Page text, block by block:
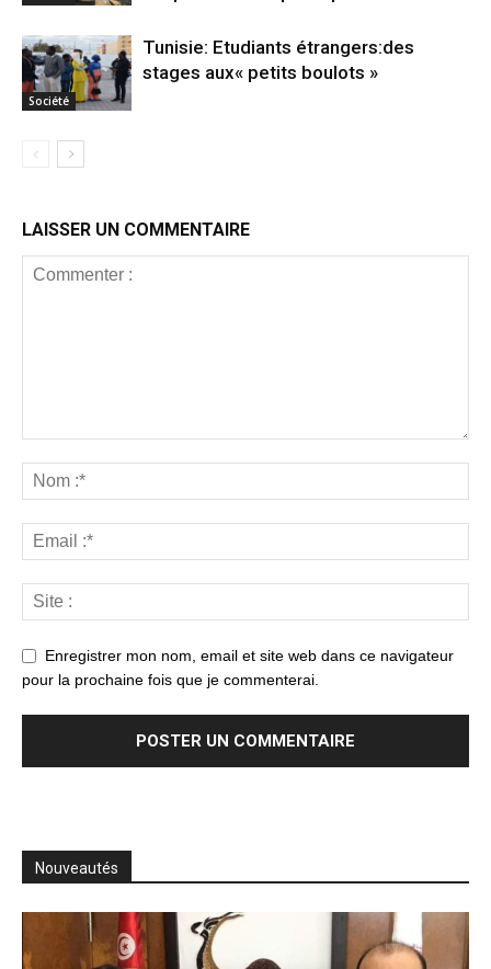
Société
Tunisie: Etudiants étrangers:des
stages aux« petits boulots »
LAISSER UN COMMENTAIRE
Enregistrer mon nom, email et site web dans ce navigateur
pour la prochaine fois que je commenterai.
Nouveautés